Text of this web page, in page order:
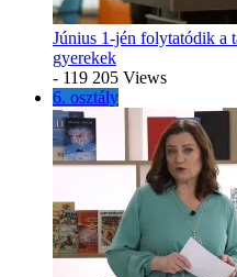
Június 1-jén folytatódik a
gyerekek
- 119 205 Views
6. osztály